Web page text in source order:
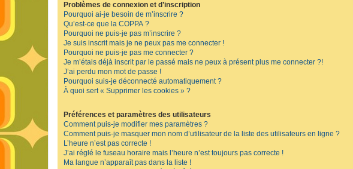
Problèmes de connexion et d’inscription
Pourquoi ai-je besoin de m’inscrire ?
Qu’est-ce que la COPPA ?
Pourquoi ne puis-je pas m’inscrire ?
Je suis inscrit mais je ne peux pas me connecter !
Pourquoi ne puis-je pas me connecter ?
Je m’étais déjà inscrit par le passé mais ne peux à présent plus me connecter ?!
J’ai perdu mon mot de passe !
Pourquoi suis-je déconnecté automatiquement ?
À quoi sert « Supprimer les cookies » ?
Préférences et paramètres des utilisateurs
Comment puis-je modifier mes paramètres ?
Comment puis-je masquer mon nom d’utilisateur de la liste des utilisateurs en ligne ?
L’heure n’est pas correcte !
J’ai réglé le fuseau horaire mais l’heure n’est toujours pas correcte !
Ma langue n’apparaît pas dans la liste !